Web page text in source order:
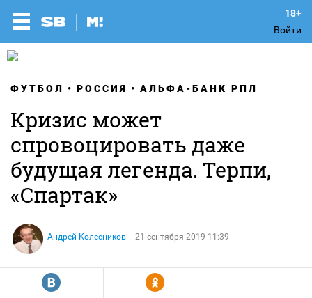
Войти
ФУТБОЛ РОССИЯ АЛЬФА-БАНК РПЛ
Кризис может
спровоцировать даже
будущая легенда. Терпи,
«Спартак»
Андрей Колесников 21 сентября 2019 11:39
R Y